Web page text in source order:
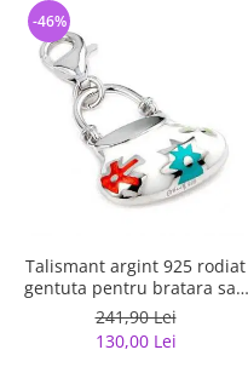
Talismant argint 925 rodiat
gentuta pentru bratara sau
lant
241,90 Lei
130,00 Lei
-46%